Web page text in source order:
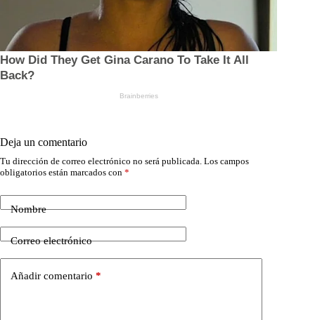
Deja un comentario
Tu dirección de correo electrónico no será publicada. Los campos
obligatorios están marcados con *
Nombre
Correo electrónico
Añadir comentario *